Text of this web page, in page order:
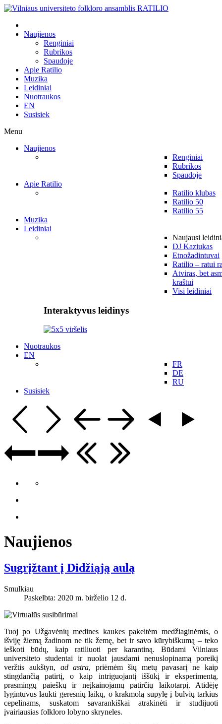
Naujienos
Renginiai
Rubrikos
Spaudoje
Apie Ratilio
Muzika
Leidiniai
Nuotraukos
EN
Susisiek
Menu
Naujienos
Renginiai
Rubrikos
Spaudoje
Apie Ratilio
Ratilio klubas
Ratilio 50
Ratilio 55
Muzika
Leidiniai
Naujausi
DJ Kaziukas
Etnožadintuvai
Ratilio – ratui
Atviras, bet
kraštui
Visi leidiniai
Interaktyvus leidinys
Nuotraukos
EN
FR
DE
RU
Susisiek
Naujienos
Sugrįžtant į Didžiąją aulą
Smulkiau
Paskelbta: 2020 m. birželio 12 d.
Tuoj po Užgavėnių medines kaukes pakeitėm medžiaginėmis, o
išviję žiemą žadinom ne tik žemę, bet ir savo kūrybiškumą – teko
ieškoti būdų, kaip ratiliuoti per karantiną. Būdami Vilniaus
universiteto studentai ir nuolat jausdami nenuslopinamą poreikį
veržtis aukštyn, ad astra, priėmėm šių metų pavasarį ne kaip
stingdančią patirtį, o kaip intriguojantį iššūkį ir eksperimentą,
prasmingų paieškų ir neįkainojamų patirčių laikotarpį. Atidėję
lygintuvus laukti geresnių laikų, o krakmolą supylę į bulvių tarkius
cepelinams, suskatom savarankiškai atrakinėti ir studijuoti
įvairiausias folkloro lobyno skryneles.